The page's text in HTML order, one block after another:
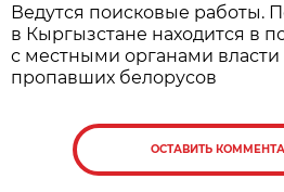
Ведутся поисковые работы.
в Кыргызстане находится в
с местными органами
пропавших белорусов
ОСТАВИТЬ